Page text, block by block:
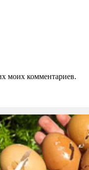
моих комментариев.